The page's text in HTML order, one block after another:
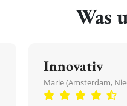
Was
Innovativ
Marie (Amsterdam,